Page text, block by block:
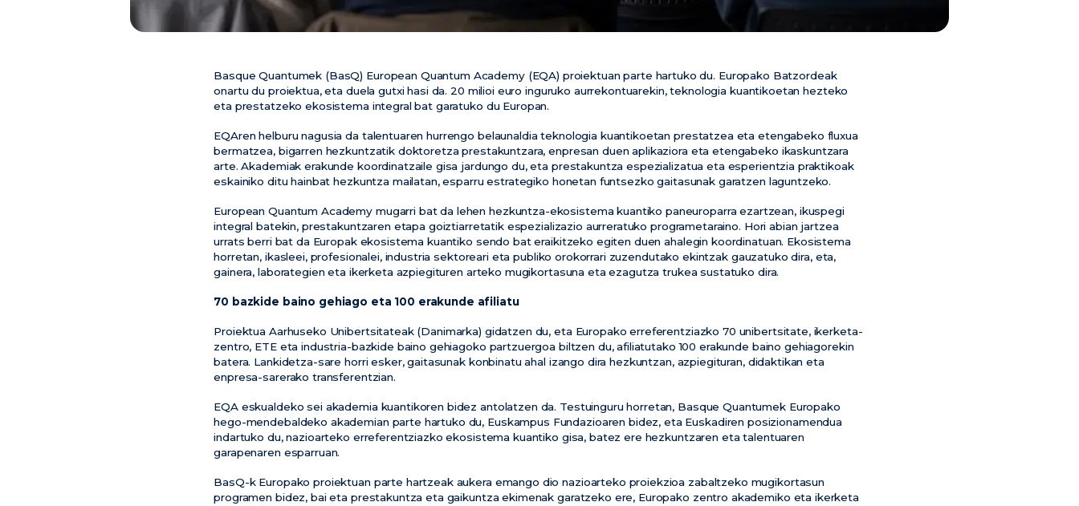
Basque Quantumek (BasQ) European Quantum Academy (EQA) proiektuan parte hartuko du. Europako Batzordeak
onartu du proiektua, eta duela gutxi hasi da. 20 milioi euro inguruko aurrekontuarekin, teknologia kuantikoetan hezteko
eta prestatzeko ekosistema integral bat garatuko du Europan.
EQAren helburu nagusia da talentuaren hurrengo belaunaldia teknologia kuantikoetan prestatzea eta etengabeko fluxua
bermatzea, bigarren hezkuntzatik doktoretza prestakuntzara, enpresan duen aplikaziora eta etengabeko ikaskuntzara
arte. Akademiak erakunde koordinatzaile gisa jardungo du, eta prestakuntza espezializatua eta esperientzia praktikoak
eskainiko ditu hainbat hezkuntza mailatan, esparru estrategiko honetan funtsezko gaitasunak garatzen laguntzeko.
European Quantum Academy mugarri bat da lehen hezkuntza-ekosistema kuantiko paneuroparra ezartzean, ikuspegi
integral batekin, prestakuntzaren etapa goiztiarretatik espezializazio aurreratuko programetaraino. Hori abian jartzea
urrats berri bat da Europak ekosistema kuantiko sendo bat eraikitzeko egiten duen ahalegin koordinatuan. Ekosistema
horretan, ikasleei, profesionalei, industria sektoreari eta publiko orokorrari zuzendutako ekintzak gauzatuko dira, eta,
gainera, laborategien eta ikerketa azpiegituren arteko mugikortasuna eta ezagutza trukea sustatuko dira.
70 bazkide baino gehiago eta 100 erakunde afiliatu
Proiektua Aarhuseko Unibertsitateak (Danimarka) gidatzen du, eta Europako erreferentziazko 70 unibertsitate, ikerketa-
zentro, ETE eta industria-bazkide baino gehiagoko partzuergoa biltzen du, afiliatutako 100 erakunde baino gehiagorekin
batera. Lankidetza-sare horri esker, gaitasunak konbinatu ahal izango dira hezkuntzan, azpiegituran, didaktikan eta
enpresa-sarerako transferentzian.
EQA eskualdeko sei akademia kuantikoren bidez antolatzen da. Testuinguru horretan, Basque Quantumek Europako
hego-mendebaldeko akademian parte hartuko du, Euskampus Fundazioaren bidez, eta Euskadiren posizionamendua
indartuko du, nazioarteko erreferentziazko ekosistema kuantiko gisa, batez ere hezkuntzaren eta talentuaren
garapenaren esparruan.
BasQ-k Europako proiektuan parte hartzeak aukera emango dio nazioarteko proiekzioa zabaltzeko mugikortasun
programen bidez, bai eta prestakuntza eta gaikuntza ekimenak garatzeko ere, Europako zentro akademiko eta ikerketa